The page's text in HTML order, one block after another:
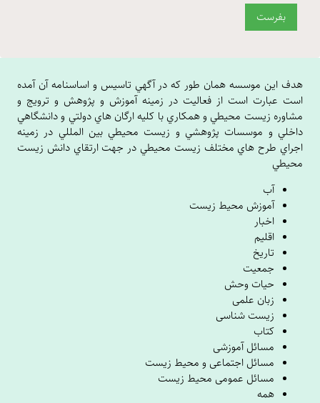
هدف اين موسسه همان طور که در آگهي تاسيس و اساسنامه آن آمده
است عبارت است از فعاليت در زمينه آموزش و پژوهش و ترويج و
مشاوره زيست محيطي و همکاري با کليه ارگان هاي دولتي و دانشگاهي
داخلي و موسسات پژوهشي و زيست محيطي بين المللي در زمينه
اجراي طرح هاي مختلف زيست محيطي در جهت ارتقاي دانش زيست
محيطي
آب
آموزش محیط زیست
اخبار
اقلیم
تاریخ
جمعیت
حیات وحش
زبان علمی
زیست شناسی
کتاب
مسائل آموزشی
مسائل اجتماعی و محیط زیست
مسائل عمومی محیط زیست
همه